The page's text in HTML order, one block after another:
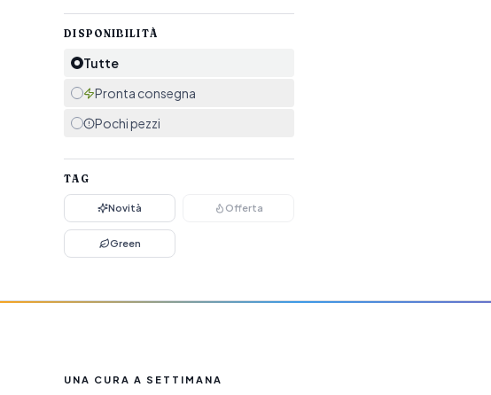
DISPONIBILITÀ
Tutte
Pronta consegna
Pochi pezzi
TAG
Novità Offerta
Green
UNA CURA A SETTIMANA